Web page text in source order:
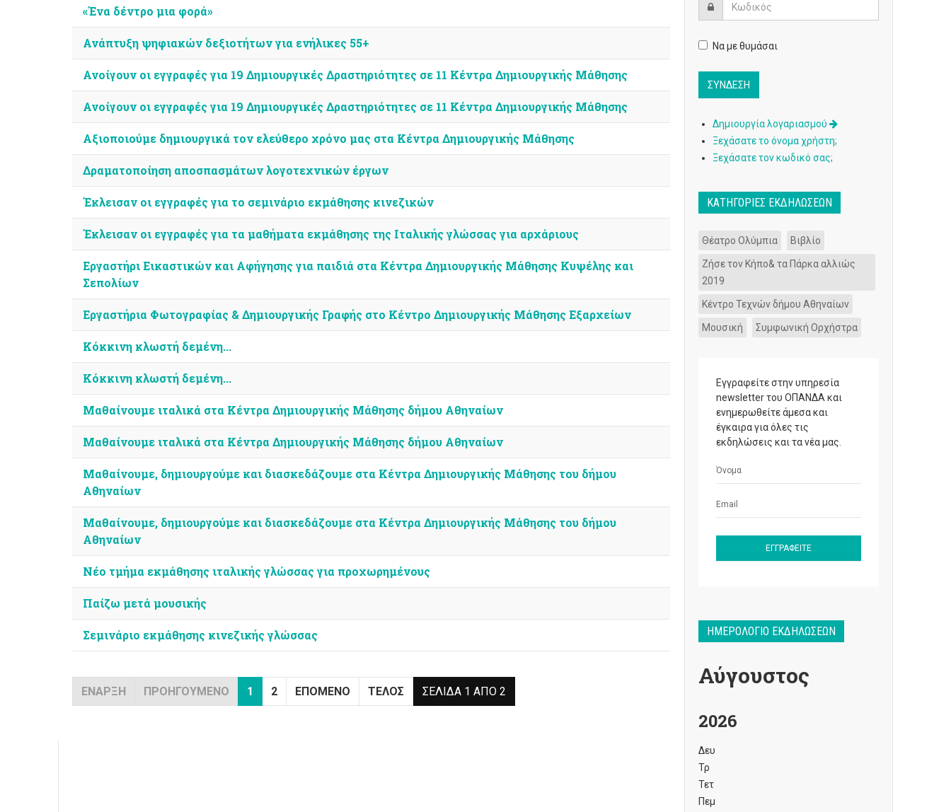
«Ένα δέντρο μια φορά»
Ανάπτυξη ψηφιακών δεξιοτήτων για ενήλικες 55+
Ανοίγουν οι εγγραφές για 19 Δημιουργικές Δραστηριότητες σε 11 Κέντρα Δημιουργικής Μάθησης
Ανοίγουν οι εγγραφές για 19 Δημιουργικές Δραστηριότητες σε 11 Κέντρα Δημιουργικής Μάθησης
Αξιοποιούμε δημιουργικά τον ελεύθερο χρόνο μας στα Κέντρα Δημιουργικής Μάθησης
Δραματοποίηση αποσπασμάτων λογοτεχνικών έργων
Έκλεισαν οι εγγραφές για τo σεμινάριο εκμάθησης κινεζικών
Έκλεισαν οι εγγραφές για τα μαθήματα εκμάθησης της Ιταλικής γλώσσας για αρχάριους
Εργαστήρι Εικαστικών και Αφήγησης για παιδιά στα Κέντρα Δημιουργικής Μάθησης Κυψέλης και
Σεπολίων
Εργαστήρια Φωτογραφίας & Δημιουργικής Γραφής στo Κέντρo Δημιουργικής Μάθησης Εξαρχείων
Κόκκινη κλωστή δεμένη...
Κόκκινη κλωστή δεμένη...
Μαθαίνουμε ιταλικά στα Κέντρα Δημιουργικής Μάθησης δήμου Αθηναίων
Μαθαίνουμε ιταλικά στα Κέντρα Δημιουργικής Μάθησης δήμου Αθηναίων
Μαθαίνουμε, δημιουργούμε και διασκεδάζουμε στα Κέντρα Δημιουργικής Μάθησης του δήμου
Αθηναίων
Μαθαίνουμε, δημιουργούμε και διασκεδάζουμε στα Κέντρα Δημιουργικής Μάθησης του δήμου
Αθηναίων
Νέο τμήμα εκμάθησης ιταλικής γλώσσας για προχωρημένους
Παίζω μετά μουσικής
Σεμινάριο εκμάθησης κινεζικής γλώσσας
ΣΕΛΊΔΑ 1 ΑΠΌ 2
ΈΝΑΡΞΗ ΠΡΟΗΓΟΎΜΕΝΟ 1 2 ΕΠΌΜΕΝΟ ΤΈΛΟΣ
Να με θυμάσαι
Δημιουργία λογαριασμού
Ξεχάσατε το όνομα χρήστη;
Ξεχάσατε τον κωδικό σας;
ΚΑΤΗΓΟΡΊΕΣ ΕΚΔΗΛΏΣΕΩΝ
Θέατρο Ολύμπια Βιβλίο
Ζήσε τον Κήπο& τα Πάρκα αλλιώς
2019
Κέντρο Τεχνών δήμου Αθηναίων
Μουσική Συμφωνική Ορχήστρα
Εγγραφείτε στην υπηρεσία
newsletter του ΟΠΑΝΔΑ και
ενημερωθείτε άμεσα και
έγκαιρα για όλες τις
εκδηλώσεις και τα νέα μας.
ΗΜΕΡΟΛΌΓΙΟ ΕΚΔΗΛΏΣΕΩΝ
Αύγουστος
2026
Δευ
Τρ
Τετ
Πεμ